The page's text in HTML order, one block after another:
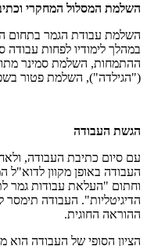
השלמת המסלול המחקרי
השלמת עבודת הגמר בתחום
במהלך לימודיו לפחות
ההתמחות, השלמת סמינר
("הגילדה"), השלמת פטור
הגשת העבודה
עם סיום כתיבת העבודה,
העבודה באופן מקוון לדוא"ל
וחתום "העלאת עבודות גמר
הדיגיטליות". העבודה תימסר
ההוראה החוגית.
הציון הסופי של העבודה הוא